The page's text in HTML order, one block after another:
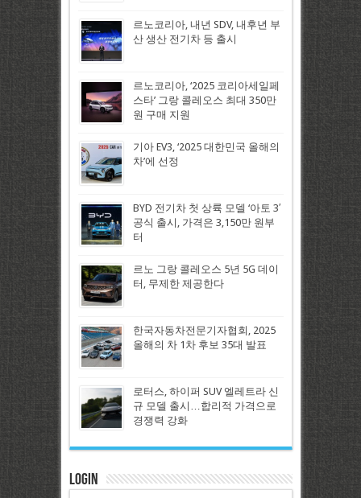
르노코리아, 내년 SDV, 내후년 부
산 생산 전기차 등 출시
르노코리아, ‘2025 코리아세일페
스타’ 그랑 콜레오스 최대 350만
원 구매 지원
기아 EV3, ‘2025 대한민국 올해의
차’에 선정
BYD 전기차 첫 상륙 모델 ‘아토 3′
공식 출시, 가격은 3,150만 원부
터
르노 그랑 콜레오스 5년 5G 데이
터, 무제한 제공한다
한국자동차전문기자협회, 2025
올해의 차 1차 후보 35대 발표
로터스, 하이퍼 SUV 엘레트라 신
규 모델 출시…합리적 가격으로
경쟁력 강화
Login